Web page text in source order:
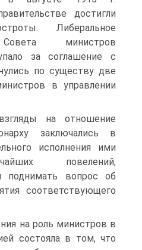
достигли
Либеральное
министров
за соглашение с
по существу две
в управлении
на отношение
заключались в
исполнения ими
повелений,
поднимать вопрос об
соответствующего
на роль министров в
состояла в том, что